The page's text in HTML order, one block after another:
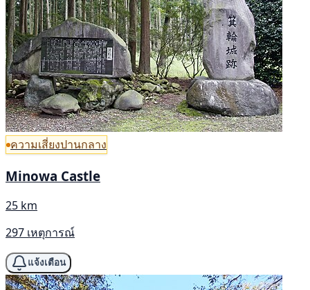
ความเสี่ยงปานกลาง
Minowa Castle
25 km
297 เหตุการณ์
แจ้งเตือน